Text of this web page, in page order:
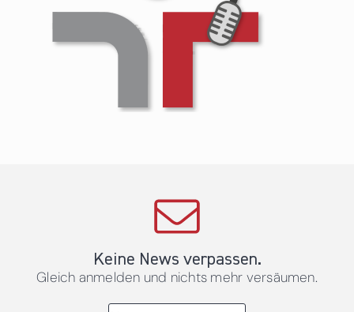
Keine News verpassen.
Gleich anmelden und nichts mehr versäumen.